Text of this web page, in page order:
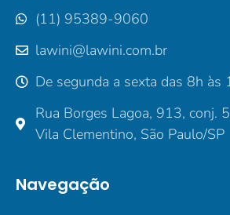
(11) 95389-9060
lawini@lawini.com.br
De segunda a sexta das 8h às
Rua Borges Lagoa, 913, conj.
Vila Clementino, São Paulo/SP
Navegação